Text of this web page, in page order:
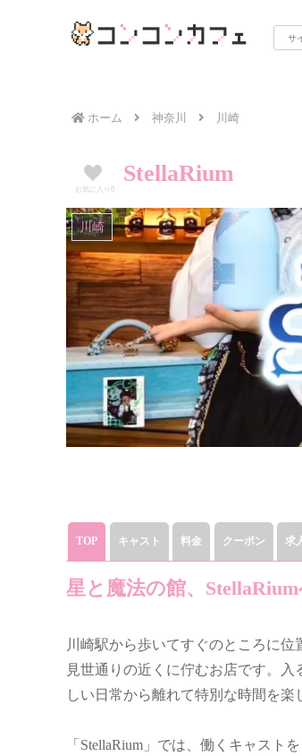
ホーム 神奈川 川崎
お気に入り 0
StellaRium
川崎
TOP キャスト 料金 クーポン 求
星と魔法の館、
川崎駅から歩いてすぐのところに
見世通りの近くに佇むお店です。
しい日常から離れて特別な時間を楽
「StellaRium」では、働くキャス